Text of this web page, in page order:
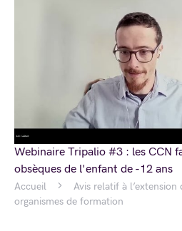
Accueil
Avis relatif à l’extension
organismes de formation
Webinaire Tripalio #3 : les CCN
obsèques de l'enfant de -12 ans